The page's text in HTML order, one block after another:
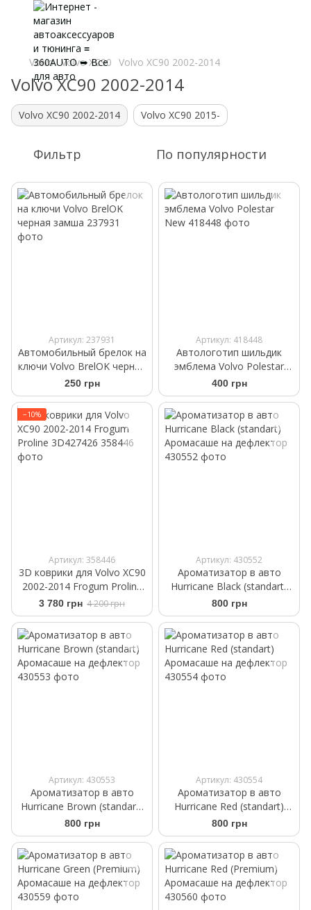
Volvo Volvo XC90 Volvo XC90 2002-2014
Volvo XC90 2002-2014
Volvo XC90 2002-2014 Volvo XC90 2015-
Фильтр По популярности
Артикул: 237931
Автомобильный брелок на
ключи Volvo BrelOK черная
замша
250 грн
Артикул: 418448
Автологотип шильдик
эмблема Volvo Polestar
New
400 грн
−10%
Артикул: 358446
3D коврики для Volvo XC90
2002-2014 Frogum Proline
3D427426
3 780 грн 4 200 грн
Артикул: 430552
Ароматизатор в авто
Hurricane Black (standart)
Аромасаше на дефлектор
800 грн
Артикул: 430553
Ароматизатор в авто
Hurricane Brown (standart)
Аромасаше на дефлектор
800 грн
Артикул: 430554
Ароматизатор в авто
Hurricane Red (standart)
Аромасаше на дефлектор
800 грн